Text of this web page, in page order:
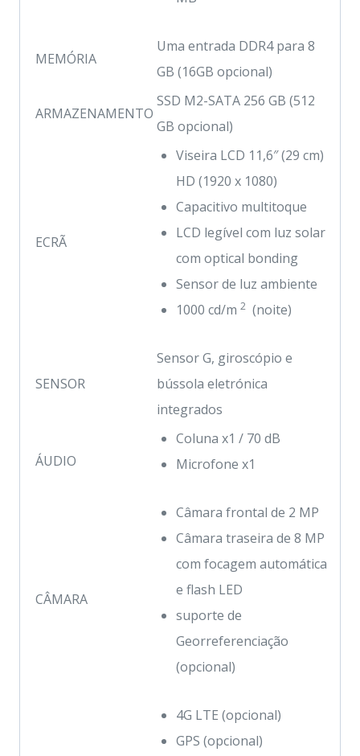
MEMÓRIA
Uma entrada DDR4 para 8
GB (16GB opcional)
ARMAZENAMENTO
SSD M2-SATA 256 GB (512
GB opcional)
ECRÃ
Viseira LCD 11,6″ (29 cm)
HD (1920 x 1080)
Capacitivo multitoque
LCD legível com luz solar
com optical bonding
Sensor de luz ambiente
1000 cd/m 2 (noite)
SENSOR
Sensor G, giroscópio e
bússola eletrónica
integrados
ÁUDIO
Coluna x1 / 70 dB
Microfone x1
CÂMARA
Câmara frontal de 2 MP
Câmara traseira de 8 MP
com focagem automática
e flash LED
suporte de
Georreferenciação
(opcional)
4G LTE (opcional)
GPS (opcional)